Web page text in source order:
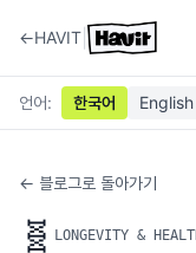
←HAVIT
언어: 한국어 English
← 블로그로 돌아가기
🧬 LONGEVITY &